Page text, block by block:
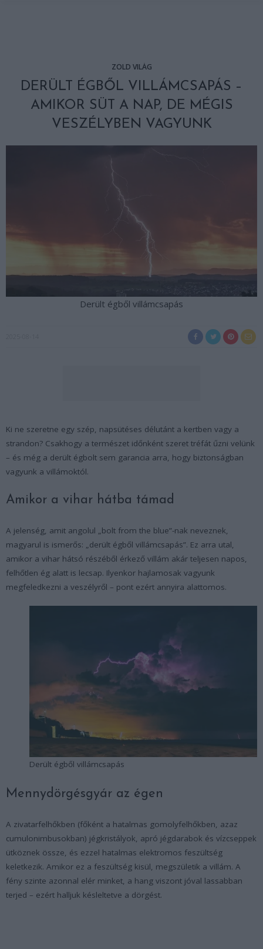
ZÖLD VILÁG
DERÜLT ÉGBŐL VILLÁMCSAPÁS –
AMIKOR SÜT A NAP, DE MÉGIS
VESZÉLYBEN VAGYUNK
Derült égből villámcsapás
Ki ne szeretne egy szép, napsütéses délutánt a kertben vagy a
strandon? Csakhogy a természet időnként szeret tréfát űzni velünk
– és még a derült égbolt sem garancia arra, hogy biztonságban
vagyunk a villámoktól.
Amikor a vihar hátba támad
A jelenség, amit angolul „bolt from the blue”-nak neveznek,
magyarul is ismerős: „derült égből villámcsapás”. Ez arra utal,
amikor a vihar hátsó részéből érkező villám akár teljesen napos,
felhőtlen ég alatt is lecsap. Ilyenkor hajlamosak vagyunk
megfeledkezni a veszélyről – pont ezért annyira alattomos.
Derült égből villámcsapás
Mennydörgésgyár az égen
A zivatarfelhőkben (főként a hatalmas gomolyfelhőkben, azaz
cumulonimbusokban) jégkristályok, apró jégdarabok és vízcseppek
ütköznek össze, és ezzel hatalmas elektromos feszültség
keletkezik. Amikor ez a feszültség kisül, megszületik a villám. A
fény szinte azonnal elér minket, a hang viszont jóval lassabban
terjed – ezért halljuk késleltetve a dörgést.